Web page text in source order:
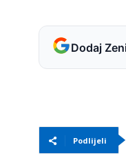
Dodaj
Podlijeli